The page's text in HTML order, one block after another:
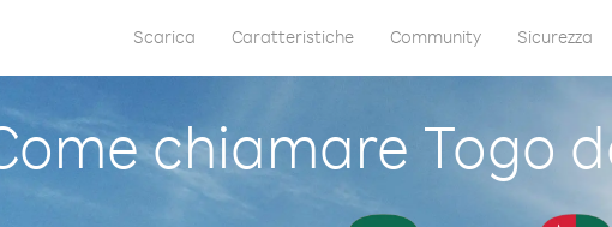
Scarica Caratteristiche Community Sicurezza
chiamare Togo